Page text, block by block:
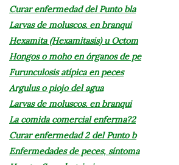
Curar enfermedad del Punto bla
Larvas de moluscos. en branqui
Hexamita (Hexamitasis) u Octom
Hongos o moho en órganos de pe
Furunculosis atípica en peces
Argulus o piojo del agua
Larvas de moluscos. en branqui
La comida comercial enferma?2
Curar enfermedad 2 del Punto b
Enfermedades de peces, síntoma